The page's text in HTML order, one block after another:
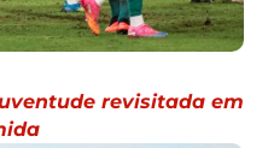
revisitada em